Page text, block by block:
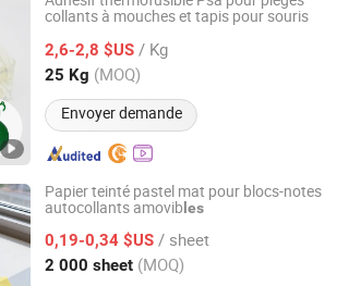
collants à mouches et tapis pour souris
2,6-2,8 $US / Kg
25 Kg (MOQ)
Envoyer demande
Environmental Protection
Papier teinté pastel mat pour blocs-notes
autocollants amovibles
0,19-0,34 $US / sheet
2 000 sheet (MOQ)
Industry Co., Ltd.
Depuis 2026